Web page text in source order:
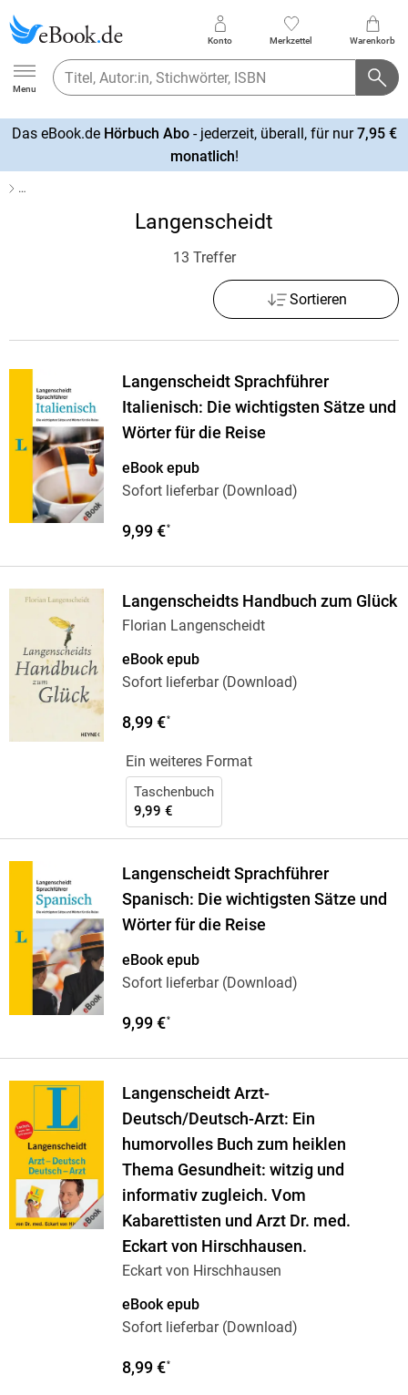
Ebook.de
Menu
Konto Merkzettel Warenkorb
Das eBook.de Hörbuch Abo- jederzeit, überall, für nur7,95 €
monatlich!
…
Langenscheidt
13 Treffer
Sortieren
Langenscheidt Sprachführer
Italienisch: Die wichtigsten Sätze und
Wörter für die Reise
eBook epub
Sofort lieferbar (Download)
9,99 €*
Langenscheidts Handbuch zum Glück
Florian Langenscheidt
eBook epub
Sofort lieferbar (Download)
8,99 €*
Ein weiteres Format
Taschenbuch
9,99 €
Langenscheidt Sprachführer
Spanisch: Die wichtigsten Sätze und
Wörter für die Reise
eBook epub
Sofort lieferbar (Download)
9,99 €*
Langenscheidt Arzt-
Deutsch/Deutsch-Arzt: Ein
humorvolles Buch zum heiklen
Thema Gesundheit: witzig und
informativ zugleich. Vom
Kabarettisten und Arzt Dr. med.
Eckart von Hirschhausen.
Eckart von Hirschhausen
eBook epub
Sofort lieferbar (Download)
8,99 €*